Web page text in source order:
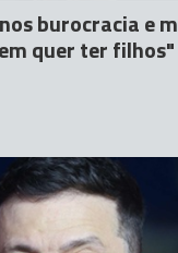
burocracia e
quer ter filhos"